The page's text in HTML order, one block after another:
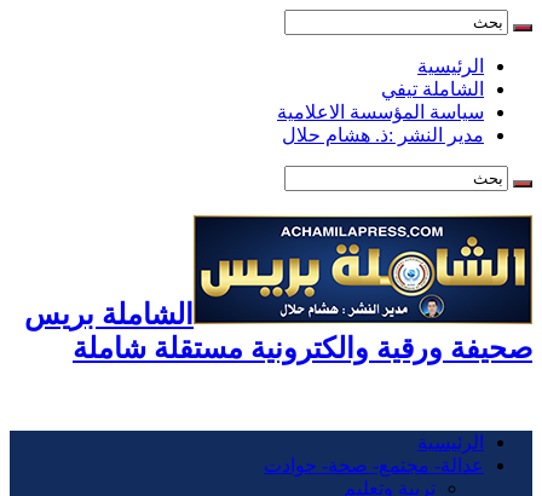
الرئيسية
الشاملة تيفي
سياسة المؤسسة الاعلامية
مدير النشر :ذ. هشام حلال
الشاملة بريس
صحيفة ورقية والكترونية مستقلة شاملة
الرئيسية
عدالة- مجتمع- صحة- حوادت
تربية وتعليم